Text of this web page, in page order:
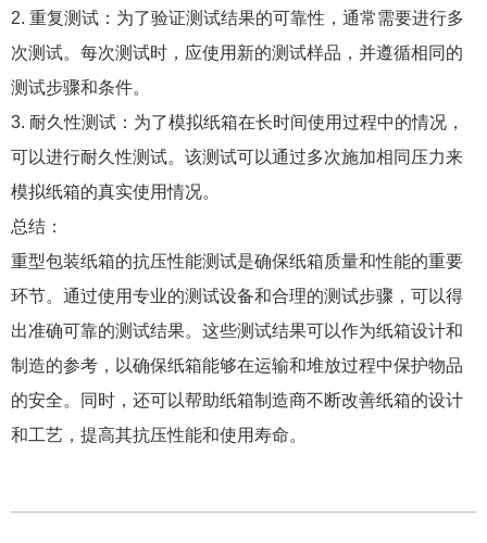
2. 重复测试：为了验证测试结果的可靠性，通常需要进行多
次测试。每次测试时，应使用新的测试样品，并遵循相同的
测试步骤和条件。
3. 耐久性测试：为了模拟纸箱在长时间使用过程中的情况，
可以进行耐久性测试。该测试可以通过多次施加相同压力来
模拟纸箱的真实使用情况。
总结：
重型包装纸箱的抗压性能测试是确保纸箱质量和性能的重要
环节。通过使用专业的测试设备和合理的测试步骤，可以得
出准确可靠的测试结果。这些测试结果可以作为纸箱设计和
制造的参考，以确保纸箱能够在运输和堆放过程中保护物品
的安全。同时，还可以帮助纸箱制造商不断改善纸箱的设计
和工艺，提高其抗压性能和使用寿命。